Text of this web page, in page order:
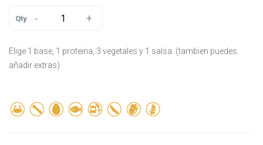
Qty - +
Elige 1 base, 1 proteina, 3 vegetales y 1 salsa. (tambien puedes
añadir extras)